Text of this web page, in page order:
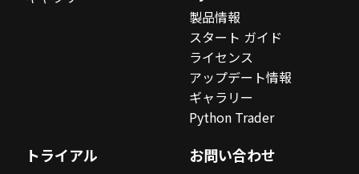
製品情報
スタート ガイド
ライセンス
アップデート情報
ギャラリー
Python Trader
トライアル お問い合わせ